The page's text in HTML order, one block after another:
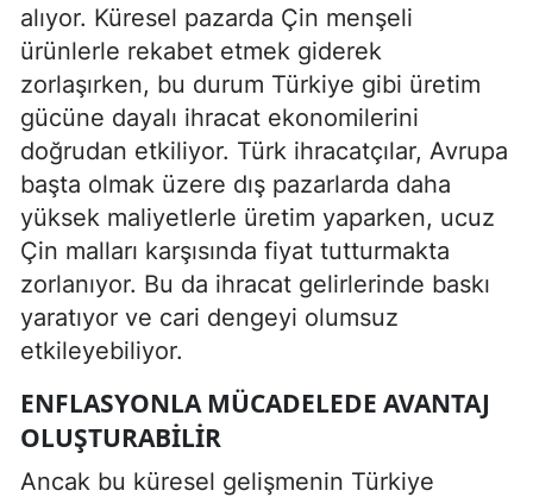
alıyor. Küresel pazarda Çin menşeli
ürünlerle rekabet etmek giderek
zorlaşırken, bu durum Türkiye gibi üretim
gücüne dayalı ihracat ekonomilerini
doğrudan etkiliyor. Türk ihracatçılar, Avrupa
başta olmak üzere dış pazarlarda daha
yüksek maliyetlerle üretim yaparken, ucuz
Çin malları karşısında fiyat tutturmakta
zorlanıyor. Bu da ihracat gelirlerinde baskı
yaratıyor ve cari dengeyi olumsuz
etkileyebiliyor.
ENFLASYONLA MÜCADELEDE AVANTAJ
OLUŞTURABILIR
Ancak bu küresel gelişmenin Türkiye